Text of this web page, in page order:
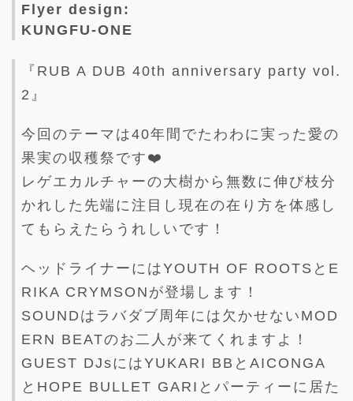
Flyer design:
KUNGFU-ONE
『RUB A DUB 40th anniversary party vol.
2』
今回のテーマは40年間でたわわに実った愛の
果実の収穫祭です❤️
レゲエカルチャーの大樹から無数に伸び枝分
かれした先端に注目し現在の在り方を体感し
てもらえたらうれしいです！
ヘッドライナーにはYOUTH OF ROOTSとE
RIKA CRYMSONが登場します！
SOUNDはラバダブ周年には欠かせないMOD
ERN BEATのお二人が来てくれますよ！
GUEST DJsにはYUKARI BBとAICONGA
とHOPE BULLET GARIとパーティーに居た